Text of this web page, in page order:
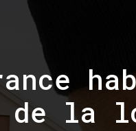
de la